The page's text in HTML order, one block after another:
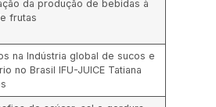
da produção de bebidas à
frutas
na Indústria global de sucos e
no Brasil IFU-JUICE Tatiana